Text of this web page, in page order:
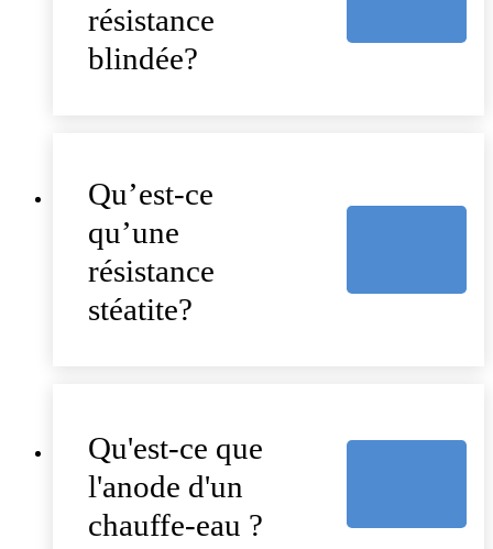
résistance
blindée?
Qu’est-ce
qu’une
résistance
stéatite?
Qu'est-ce que
l'anode d'un
chauffe-eau ?